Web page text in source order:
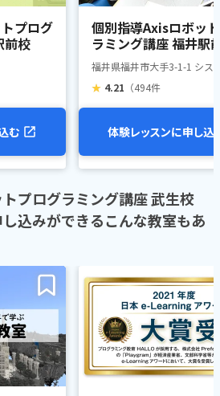
プログ
前校
む
個別指導Axisロボッ
ラミング講座 福井駅
福井県福井市大手3-1-1 シス
★ 4.21 （494件
体験レッスンに申し込
プログラミング講座 武生校
込みができるこんな教室もあ